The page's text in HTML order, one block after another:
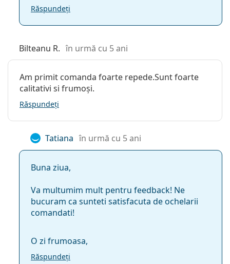
Răspundeți
Bilteanu R. în urmă cu 5 ani
Am primit comanda foarte repede.Sunt foarte
calitativi si frumoși.
Răspundeți
Tatiana în urmă cu 5 ani
Buna ziua,
Va multumim mult pentru feedback! Ne
bucuram ca sunteti satisfacuta de ochelarii
comandati!
O zi frumoasa,
Răspundeți